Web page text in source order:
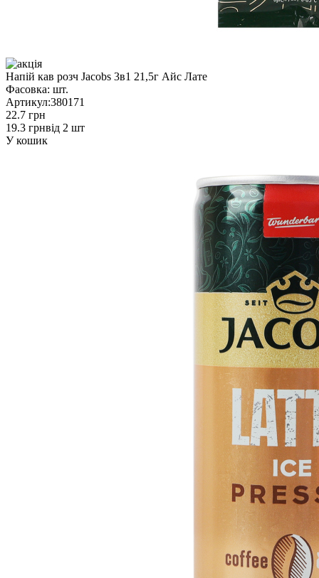
Напій кав розч Jacobs 3в1 21,5г Айс Лате
Фасовка: шт.
Артикул:380171
22.7 грн
19.3 грнвід 2 шт
У кошик